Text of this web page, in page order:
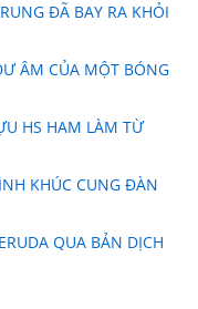
ĐÃ BAY RA KHỎI
ÂM CỦA MỘT BÓNG
HS HAM LÀM TỪ
KHÚC CUNG ĐÀN
QUA BẢN DỊCH